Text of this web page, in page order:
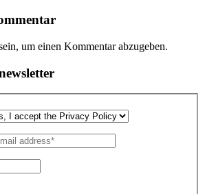
um einen Kommentar abzugeben.